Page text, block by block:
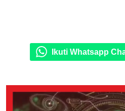
Ikuti Whatsapp